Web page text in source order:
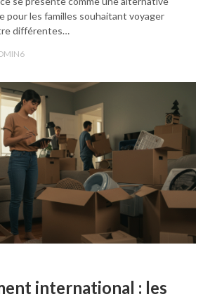
pour les familles souhaitant voyager
différentes…
international : les